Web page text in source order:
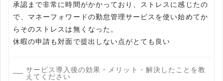
承認まで非常に時間がかかっており、ストレスに感じたの
で、マネーフォワードの勤怠管理サービスを使い始めてか
らそのストレスは無くなった。
休暇の申請も対面で提出しない点がとても良い
サービス導入後の効果・メリット・解決したことを教
えてください